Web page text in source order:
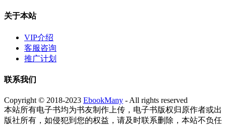
关于本站
VIP介绍
客服咨询
推广计划
联系我们
Copyright © 2018-2023 EbookMany - All rights reserved
本站所有电子书均为书友制作上传，电子书版权归原作者或出
版社所有，如侵犯到您的权益，请及时联系删除，本站不负任